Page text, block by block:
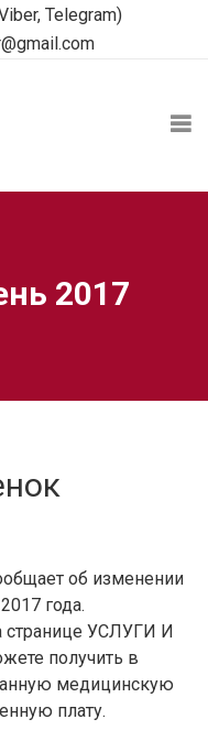
Telegram)
2017
об изменении
года.
странице УСЛУГИ И
получить в
медицинскую
плату.